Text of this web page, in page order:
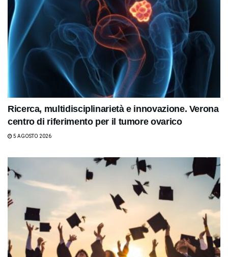
Ricerca, multidisciplinarietà e innovazione. Verona
centro di riferimento per il tumore ovarico
5 AGOSTO 2026